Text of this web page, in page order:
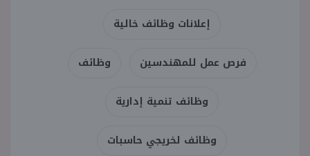
إعلانات وظائف خالية
فرص عمل للمهندسين وظائف
وظائف تنمية إدارية
وظائف لخريجي حاسبات